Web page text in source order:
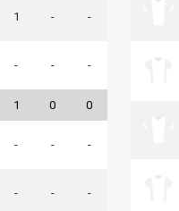
1 - -
- - -
1 0 0
- - -
- - -